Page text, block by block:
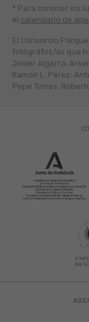
* Para conocer los
el calendario de
El Consorcio
fotógráfos/as que
Javier Algarra;
Ramón L. Pérez;
Pepe Torres;